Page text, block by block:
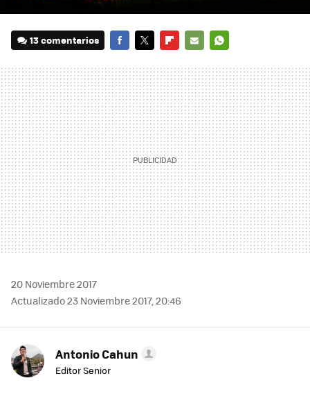
13 comentarios
MAIL
20 Noviembre 2017
Actualizado 23 Noviembre 2017, 20:46
Antonio Cahun
Editor Senior